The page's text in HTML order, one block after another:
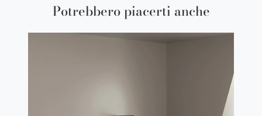
Potrebbero piacerti anche